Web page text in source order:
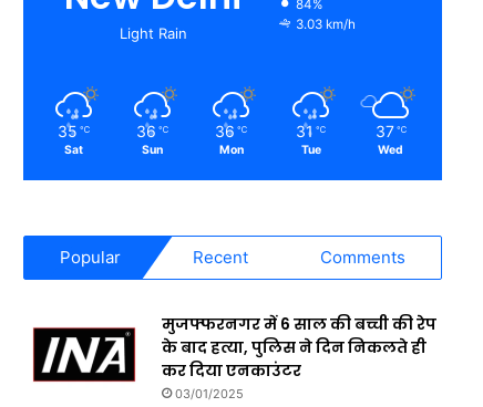
Light Rain
84%
3.03 km/h
35 ℃
Sat
36 ℃
Sun
36 ℃
Mon
31 ℃
Tue
37 ℃
Wed
Popular Recent Comments
मुजफ्फरनगर में 6 साल की बच्ची की रेप
के बाद हत्या, पुलिस ने दिन निकलते ही
कर दिया एनकाउंटर
03/01/2025